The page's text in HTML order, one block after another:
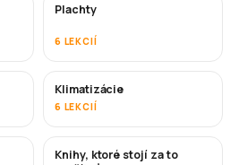
Plachty
6 LEKCIÍ
ČOSKORO
Klimatizácie
6 LEKCIÍ
ČOSKORO
Knihy, ktoré stojí za to